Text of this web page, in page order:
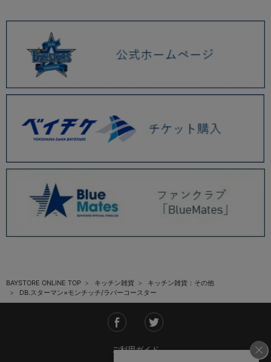
BAYSTORE ONLINE TOP キッチン雑貨
キッチン雑貨：その他
DB.スターマン×モンチッチ/ラバーコースター
ご利用ガイド